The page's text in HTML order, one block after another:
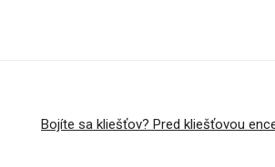
Bojíte sa kliešťov? Pred kliešťovou